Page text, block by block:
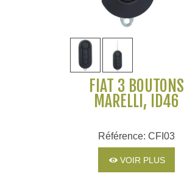
FIAT 3 BOUTONS
MARELLI, ID46
Référence: CFI03
VOIR PLUS